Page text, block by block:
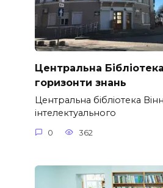
Центральна
горизонти знань
Центральна бібліотека
інтелектуального
0 362